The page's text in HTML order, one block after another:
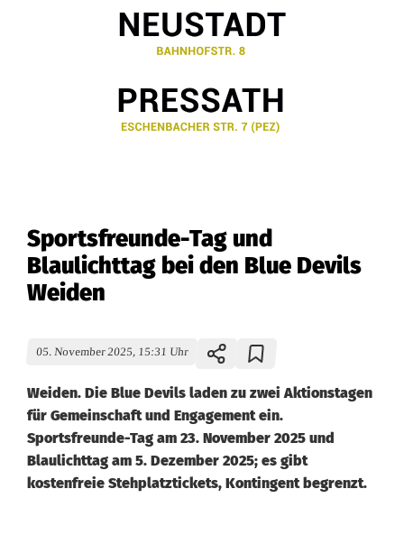
Sportsfreunde-Tag und
Blaulichttag bei den Blue Devils
Weiden
05. November 2025, 15:31 Uhr
Weiden. Die Blue Devils laden zu zwei Aktionstagen
für Gemeinschaft und Engagement ein.
Sportsfreunde-Tag am 23. November 2025 und
Blaulichttag am 5. Dezember 2025; es gibt
kostenfreie Stehplatztickets, Kontingent begrenzt.